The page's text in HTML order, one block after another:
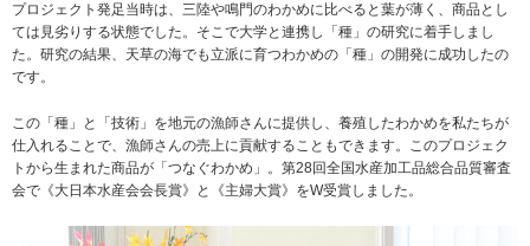
プロジェクト発足当時は、三陸や鳴門のわかめに比べると葉が薄く、商品とし
ては見劣りする状態でした。そこで大学と連携し「種」の研究に着手しまし
た。研究の結果、天草の海でも立派に育つわかめの「種」の開発に成功したの
です。
この「種」と「技術」を地元の漁師さんに提供し、養殖したわかめを私たちが
仕入れることで、漁師さんの売上に貢献することもできます。このプロジェク
トから生まれた商品が「つなぐわかめ」。第28回全国水産加工品総合品質審査
会で《大日本水産会会長賞》と《主婦大賞》をW受賞しました。